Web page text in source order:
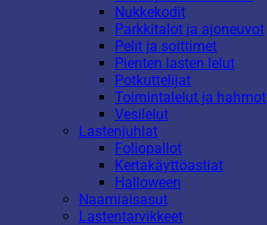
Nukkekodit
Parkkitalot ja ajoneuvot
Pelit ja soittimet
Pienten lasten lelut
Potkuttelijat
Toimintalelut ja hahmot
Vesilelut
Lastenjuhlat
Foliopallot
Kertakäyttöastiat
Halloween
Naamiaisasut
Lastentarvikkeet